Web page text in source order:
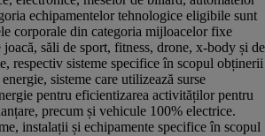
echipamentelor tehnologice eligibile sunt
corporale din categoria mijloacelor fixe
săli de sport, fitness, drone, x-body și de
respectiv sisteme specifice în scopul obținerii
sisteme care utilizează surse
pentru eficientizarea activităților pentru
precum și vehicule 100% electrice.
instalații și echipamente specifice în scopul